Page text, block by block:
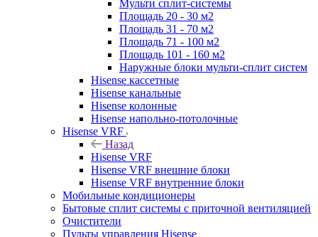
Мульти сплит-системы
Площадь 20 - 30 м2
Площадь 31 - 70 м2
Площадь 71 - 100 м2
Площадь 101 - 160 м2
Наружные блоки мульти-сплит систем
Hisense кассетные
Hisense канальные
Hisense колонные
Hisense напольно-потолочные
Hisense VRF
Назад
Hisense VRF
Hisense VRF внешние блоки
Hisense VRF внутренние блоки
Мобильные кондиционеры
Бытовые сплит системы с приточной вентиляцией
Очистители
Пульты управления Hisense